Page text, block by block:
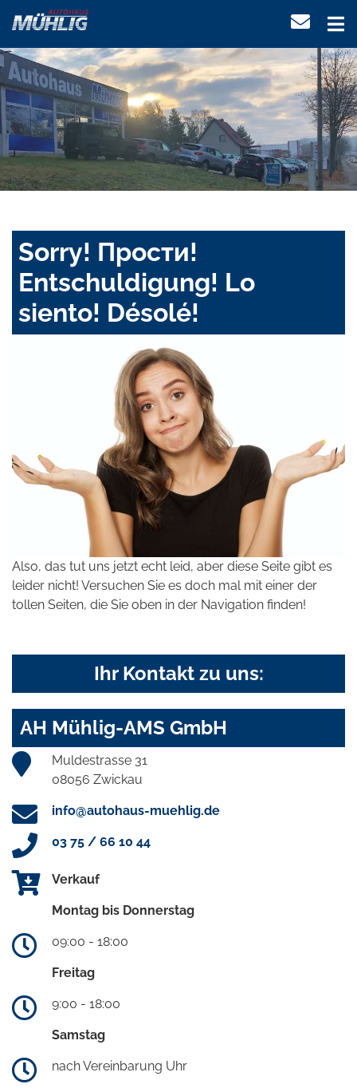
Sorry! Прости!
Entschuldigung! Lo
siento! Désolé!
Also, das tut uns jetzt echt leid, aber diese Seite gibt es
leider nicht! Versuchen Sie es doch mal mit einer der
tollen Seiten, die Sie oben in der Navigation finden!
Ihr Kontakt zu uns:
AH Mühlig-AMS GmbH
Muldestrasse 31
08056 Zwickau
info@autohaus-muehlig.de
03 75 / 66 10 44
Verkauf
Montag bis Donnerstag
09:00 - 18:00
Freitag
9:00 - 18:00
Samstag
nach Vereinbarung Uhr